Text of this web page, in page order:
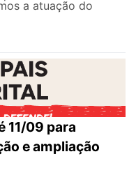
a atuação do
11/09 para
e ampliação